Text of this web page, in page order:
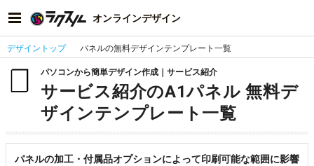
オンラインデザイン
デザイントップ パネルの無料デザインテンプレート一覧
パソコンから簡単デザイン作成｜サービス紹介
サービス紹介のA1パネル 無料デ
ザインテンプレート一覧
パネルの加工・付属品オプションによって印刷可能な範囲に影響